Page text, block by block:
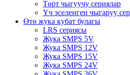
Төрт чыгуучу сериялар
Үч эселенген чыгаруу
Өтө жука кубат булагы
LRS сериясы
Жука SMPS 5V
Жука SMPS 12V
Жука SMPS 15V
Жука SMPS 24V